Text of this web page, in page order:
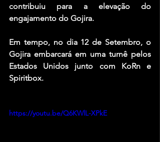
contribuiu para a elevação do
engajamento do Gojira.
Em tempo, no dia 12 de Setembro, o
Gojira embarcará em uma turnê pelos
Estados Unidos junto com KoRn e
Spiritbox.
https://youtu.be/Q6KWlL-XPkE